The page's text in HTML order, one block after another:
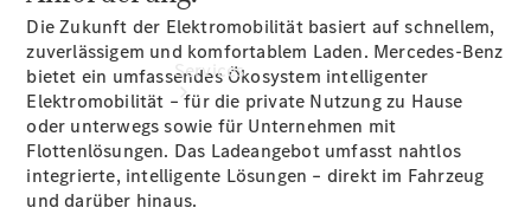
Services
Die Zukunft der Elektromobilität basiert auf schnellem,
zuverlässigem und komfortablem Laden. Mercedes-Benz
bietet ein umfassendes Ökosystem intelligenter
Elektromobilität – für die private Nutzung zu Hause
oder unterwegs sowie für Unternehmen mit
Flottenlösungen. Das Ladeangebot umfasst nahtlos
integrierte, intelligente Lösungen – direkt im Fahrzeug
und darüber hinaus.